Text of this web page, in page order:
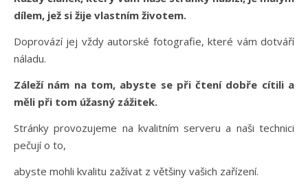
dílem, jež si žije vlastním životem.
Doprovází jej vždy autorské fotografie, které vám dotváří
náladu.
Záleží nám na tom, abyste se při čtení dobře cítili a
měli při tom úžasný zážitek.
Stránky provozujeme na kvalitním serveru a naši technici
pečují o to,
abyste mohli kvalitu zažívat z většiny vašich zařízení.